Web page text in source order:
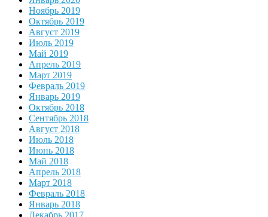
Ноябрь 2019
Октябрь 2019
Август 2019
Июль 2019
Май 2019
Апрель 2019
Март 2019
Февраль 2019
Январь 2019
Октябрь 2018
Сентябрь 2018
Август 2018
Июль 2018
Июнь 2018
Май 2018
Апрель 2018
Март 2018
Февраль 2018
Январь 2018